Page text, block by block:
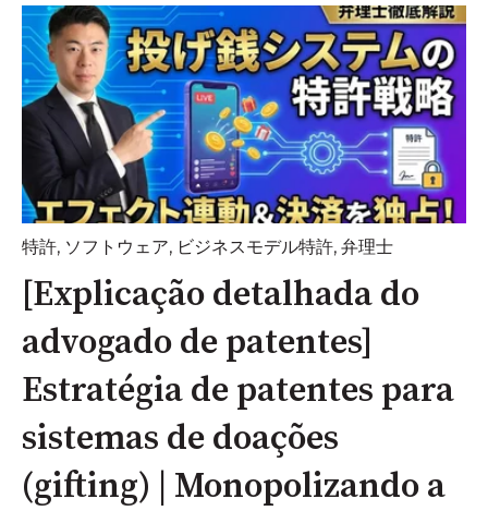
特許, ソフトウェア, ビジネスモデル特許, 弁理士
[Explicação detalhada do
advogado de patentes]
Estratégia de patentes para
sistemas de doações
(gifting) | Monopolizando a